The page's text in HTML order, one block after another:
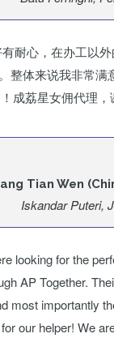
耐心，在办工以
整体来说我非常满
成荔星女佣代理，
Tian Wen
Iskandar Puteri,
looking for the
AP Together.
most importantly
our helper! We